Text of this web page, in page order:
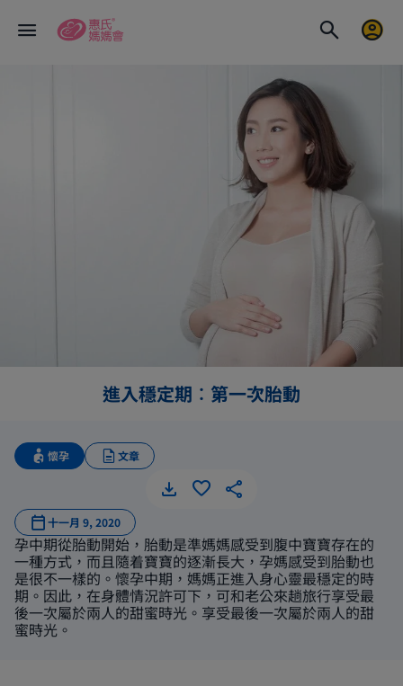
進入穩定期︰第一次胎動
懷孕 文章
十一月 9, 2020
孕中期從胎動開始，胎動是準媽媽感受到腹中寶寶存在的
一種方式，而且隨着寶寶的逐漸長大，孕媽感受到胎動也
是很不一樣的。懷孕中期，媽媽正進入身心靈最穩定的時
期。因此，在身體情況許可下，可和老公來趟旅行享受最
後一次屬於兩人的甜蜜時光。享受最後一次屬於兩人的甜
蜜時光。